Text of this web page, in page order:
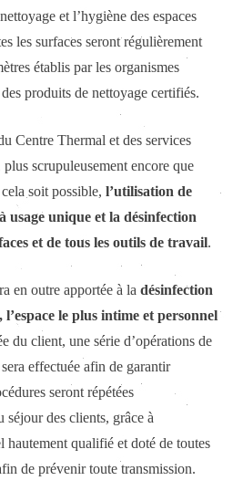
et l’hygiène des espaces
les surfaces seront régulièrement
établis par les organismes
produits de nettoyage certifiés.
Centre Thermal et des services
scrupuleusement encore que
soit possible, l’utilisation de
usage unique et la désinfection
et de tous les outils de travail.
en outre apportée à la désinfection
le plus intime et personnel
du client, une série d’opérations de
effectuée afin de garantir
seront répétées
des clients, grâce à
hautement qualifié et doté de toutes
de prévenir toute transmission.